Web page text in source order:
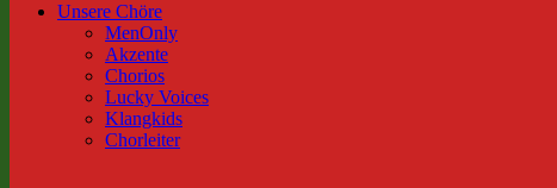
Unsere Chöre
MenOnly
Akzente
Chorios
Lucky Voices
Klangkids
Chorleiter